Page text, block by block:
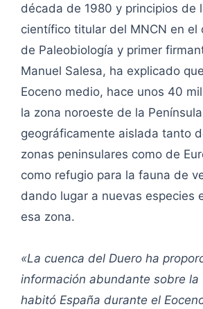
década de 1980 y principios de
científico titular del MNCN en el
de Paleobiología y primer
Manuel Salesa, ha explicado
Eoceno medio, hace unos 40
la zona noroeste de la
geográficamente aislada tanto
zonas peninsulares como de
como refugio para la fauna de
dando lugar a nuevas especies
esa zona.
«La cuenca del Duero ha
información abundante sobre la
habitó España durante el